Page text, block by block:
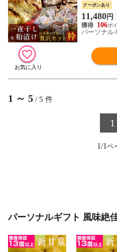
クーポンあり
11,480円
106
パーソナル
1 ～ 5 / 5 件
1
1/1
パーソナルギフト 風味絶